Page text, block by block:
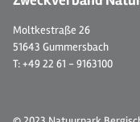
Moltkestraße 26
51643 Gummersbach
T: +49 22 61 - 9163100